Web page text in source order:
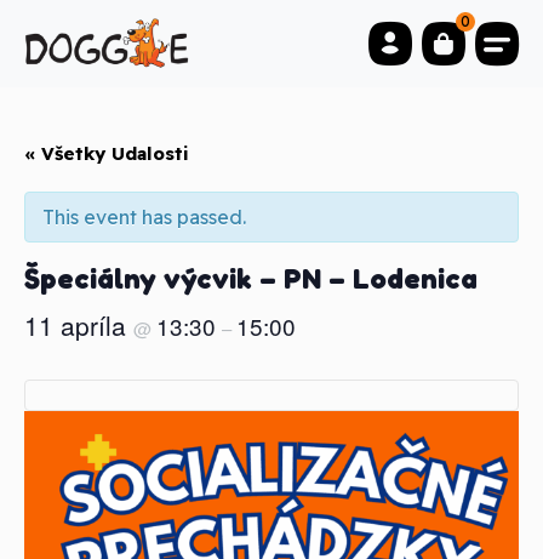
0
« Všetky Udalosti
This event has passed.
Špeciálny výcvik – PN – Lodenica
11 apríla @ 13:30 – 15:00